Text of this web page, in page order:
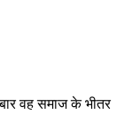
वह समाज के भीतर